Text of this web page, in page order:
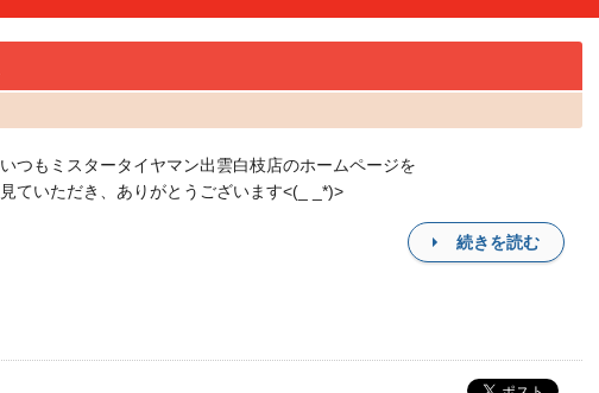
いつもミスタータイヤマン出雲白枝店のホームページを
見ていただき、ありがとうございます<(_ _*)>
続きを読む